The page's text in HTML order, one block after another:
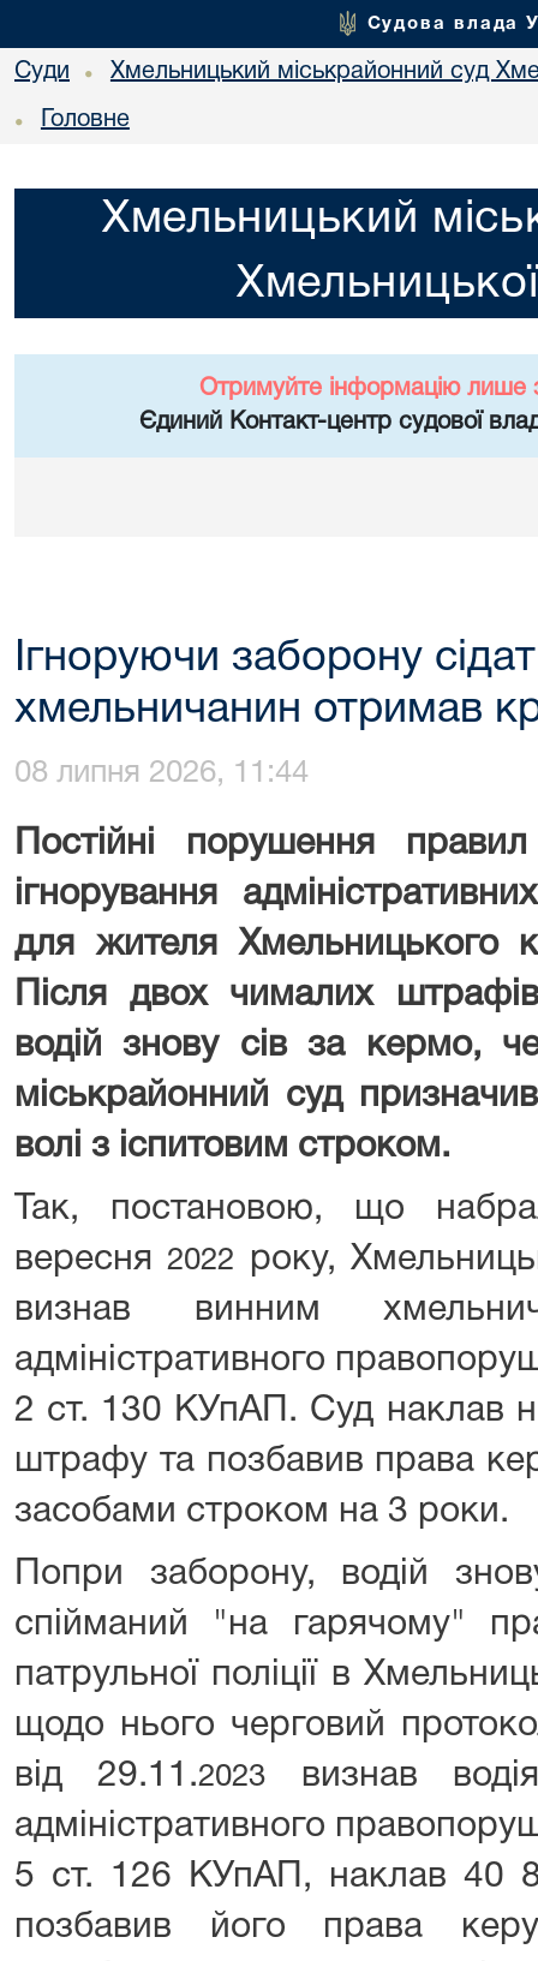
Судова влада
Суди • Хмельницький міськрайонний суд
• Головне
Хмельницький
Отримуйте інформацію лише
Єдиний Контакт-центр судової
Ігноруючи заборону
хмельничанин отримав
08 липня 2026, 11:44
Постійні порушення
ігнорування
для жителя Хмельницького
Після двох чималих
водій знову сів за кермо,
міськрайонний суд
волі з іспитовим строком.
Так, постановою, що
вересня2022
року,
визнав винним
адміністративного
2 ст. 130 КУпАП. Суд наклав
штрафу та позбавив права
засобами строком на 3 роки.
Попри заборону, водій
спійманий "на гарячому"
патрульної поліції в
щодо нього черговий
від 29.11.2023 визнав
адміністративного
5 ст. 126 КУпАП, наклав 40
позбавив його права